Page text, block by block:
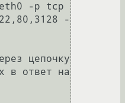
-p tcp
-
цепочку
в ответ на